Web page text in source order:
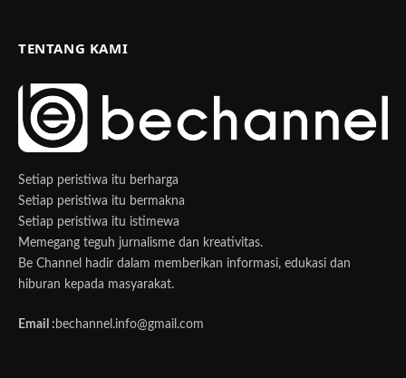
TENTANG KAMI
Setiap peristiwa itu berharga
Setiap peristiwa itu bermakna
Setiap peristiwa itu istimewa
Memegang teguh jurnalisme dan kreativitas.
Be Channel hadir dalam memberikan informasi, edukasi dan
hiburan kepada masyarakat.
Email : bechannel.info@gmail.com